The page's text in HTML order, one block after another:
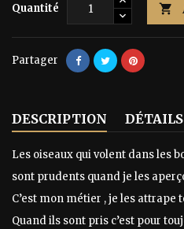
Quantité 
Partager
DESCRIPTION
Les oiseaux qui volent dans les
sont prudents quand je les
C’est mon métier , je les attrape
Quand ils sont pris c’est pour